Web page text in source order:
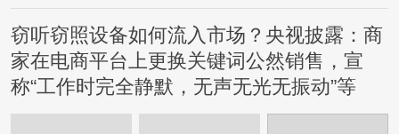
窃听窃照设备如何流入市场？央视披露：商
家在电商平台上更换关键词公然销售，宣
称“工作时完全静默，无声无光无振动”等